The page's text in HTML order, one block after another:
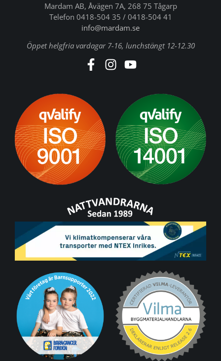
Mardam AB, Åvägen 7A, 268 75 Tågarp
Telefon 0418-504 35 / 0418-504 41
info@mardam.se
Öppet helgfria vardagar 7-16, lunchstängt 12-12.30